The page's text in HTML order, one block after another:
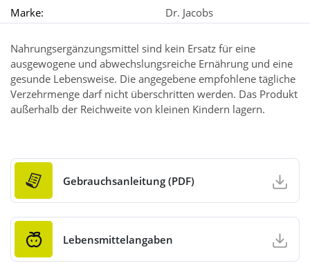
Marke:
Dr. Jacobs
Nahrungsergänzungsmittel sind kein Ersatz für eine
ausgewogene und abwechslungsreiche Ernährung und eine
gesunde Lebensweise. Die angegebene empfohlene tägliche
Verzehrmenge darf nicht überschritten werden. Das Produkt
außerhalb der Reichweite von kleinen Kindern lagern.
Gebrauchsanleitung (PDF)
Lebensmittelangaben